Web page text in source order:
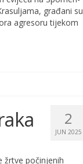
građani su
agresoru tijekom
2
JUN 2025
žrtve počinjenih